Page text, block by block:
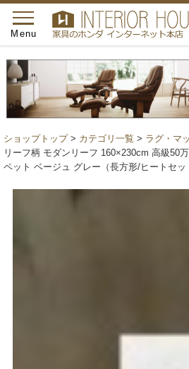
toggle
navigation
Menu
ショップトップ> カテゴリ一覧 > ラグ・マ
リーフ柄 モダンリーフ 160×230cm 高級50
ペット ベージュ グレー（長方形/ヒートセッ